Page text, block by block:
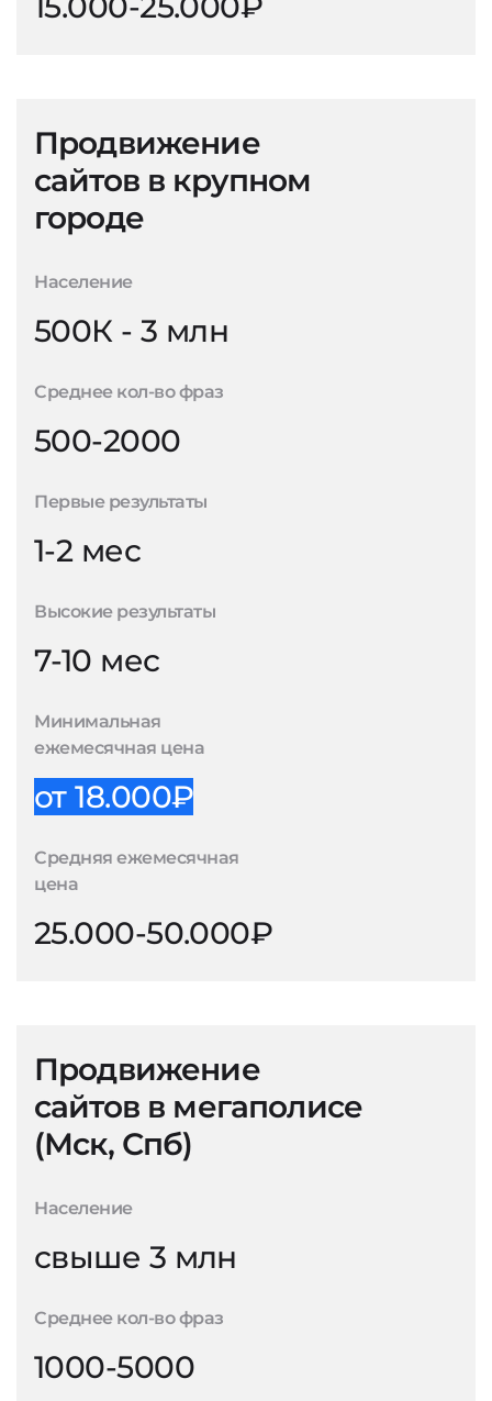
Продвижение
сайтов в крупном
городе
Население
500К - 3 млн
Среднее кол-во фраз
500-2000
Первые результаты
1-2 мес
Высокие результаты
7-10 мес
Минимальная
ежемесячная цена
от 18.000₽
Средняя ежемесячная
цена
25.000-50.000₽
Продвижение
сайтов в мегаполисе
(Мск, Спб)
Население
свыше 3 млн
Среднее кол-во фраз
1000-5000